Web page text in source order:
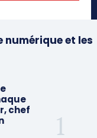
numérique et les
chef